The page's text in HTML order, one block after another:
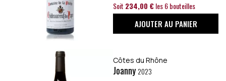
Soit 234,00 €les 6 bouteilles
AJOUTER AU PANIER
Côtes du Rhône
Joanny 2023